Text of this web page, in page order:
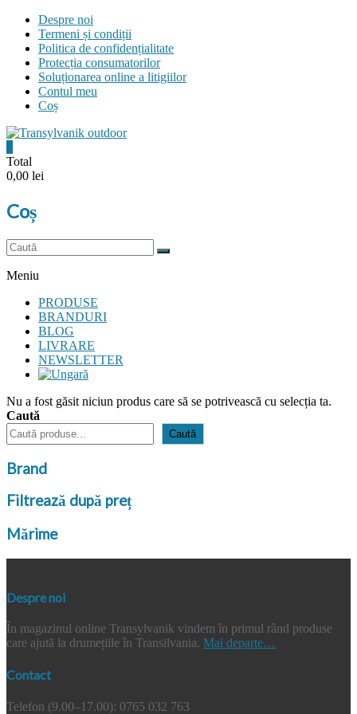
Skip
content
Despre noi
Termeni și condiții
Politica de confidențialitate
Protecția consumatorilor
Soluționarea online a litigiilor
Contul meu
Coș
Transylvanik
and
more
Total
0,00 lei
Coș
Meniu
PRODUSE
BRANDURI
BLOG
LIVRARE
NEWSLETTER
Nu a fost găsit niciun produs care să se potrivească cu selecția ta.
Caută
Caută
Brand
Filtrează după preț
Mărime
Despre noi
În magazinul online Transylvanik vindem în primul rând produse
care ajută la drumețiile în Transilvania. Mai departe…
Contact
Telefon (9.00–17.00): 0765 032 763